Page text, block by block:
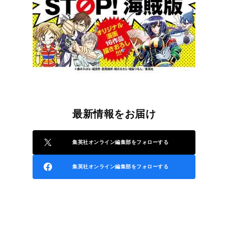
最新情報をお届け
集英社オンライン編集部をフォローする
集英社オンライン編集部をフォローする